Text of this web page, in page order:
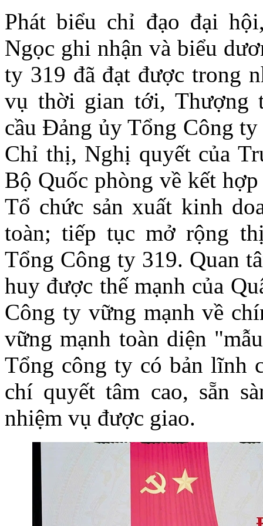
Phát biểu chỉ đạo đại
Ngọc ghi nhận và biểu
ty 319 đã đạt được trong
vụ thời gian tới, Thượng
cầu Đảng ủy Tổng Công
Chỉ thị, Nghị quyết của
Bộ Quốc phòng về kết
Tổ chức sản xuất kinh
toàn; tiếp tục mở rộng
Tổng Công ty 319. Quan
huy được thế mạnh của
Công ty vững mạnh về
vững mạnh toàn diện
Tổng công ty có bản lĩnh
chí quyết tâm cao, sẵn
nhiệm vụ được giao.